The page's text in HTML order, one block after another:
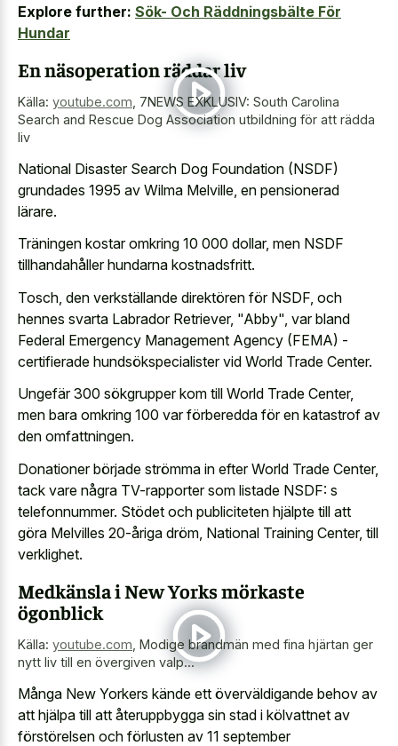
Explore further: Sök- Och Räddningsbälte För
Hundar
En näsoperation räddar liv
Källa: youtube.com 7NEWS EXKLUSIV: South Carolina
Search and Rescue Dog Association utbildning för att rädda
liv
National Disaster Search Dog Foundation (NSDF)
grundades 1995 av Wilma Melville, en pensionerad
lärare.
Träningen kostar omkring 10 000 dollar, men NSDF
tillhandahåller hundarna kostnadsfritt.
Tosch, den verkställande direktören för NSDF, och
hennes svarta Labrador Retriever, "Abby", var bland
Federal Emergency Management Agency (FEMA) -
certifierade hundsökspecialister vid World Trade Center.
Ungefär 300 sökgrupper kom till World Trade Center,
men bara omkring 100 var förberedda för en katastrof av
den omfattningen.
Donationer började strömma in efter World Trade Center,
tack vare några TV-rapporter som listade NSDF: s
telefonnummer. Stödet och publiciteten hjälpte till att
göra Melvilles 20-åriga dröm, National Training Center, till
verklighet.
Medkänsla i New Yorks mörkaste
ögonblick
Källa: youtube.com Modige brandmän med fina hjärtan ger
nytt liv till en övergiven valp...
Många New Yorkers kände ett överväldigande behov av
att hjälpa till att återuppbygga sin stad i kölvattnet av
förstörelsen och förlusten av 11 september